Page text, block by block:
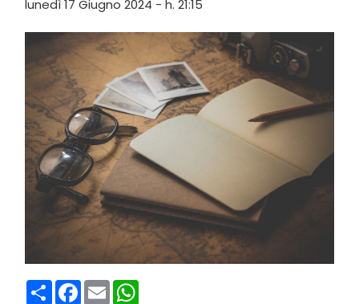
lunedì 17 Giugno 2024 - h. 21:15
CondividiFacebook
Email